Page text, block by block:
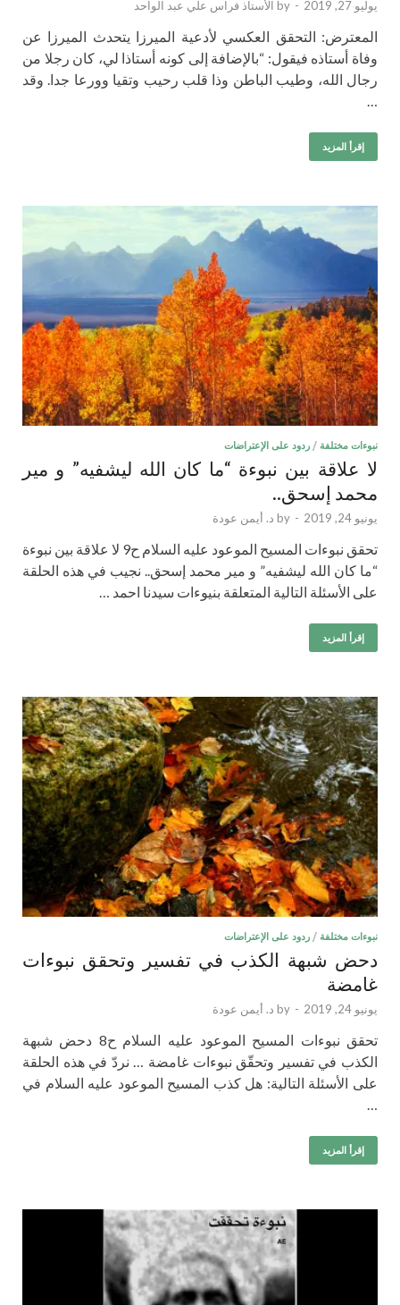
يوليو 27, 2019 -
by الأستاذ فراس علي عبد الواحد
المعترض: التحقق العكسي لأدعية الميرزا يتحدث الميرزا عن
وفاة أستاذه فيقول: “بالإضافة إلى كونه أستاذا لي، كان رجلا من
رجال الله، وطيب الباطن وذا قلب رحيب وتقيا وورعا جدا. وقد
…
إقرأ المزيد
نبوءات مختلفة / ردود على الإعتراضات
لا علاقة بين نبوءة “ما كان الله ليشفيه” و مير
محمد إسحق..
يونيو 24, 2019 -
by د. أيمن عودة
تحقق نبوءات المسيح الموعود عليه السلام ح9 لا علاقة بين نبوءة
“ما كان الله ليشفيه” و مير محمد إسحق.. نجيب في هذه الحلقة
على الأسئلة التالية المتعلقة بنيوءات سيدنا احمد …
إقرأ المزيد
نبوءات مختلفة / ردود على الإعتراضات
دحض شبهة الكذب في تفسير وتحقق نبوءات
غامضة
يونيو 24, 2019 -
by د. أيمن عودة
تحقق نبوءات المسيح الموعود عليه السلام ح8 دحض شبهة
الكذب في تفسير وتحقّق نبوءات غامضة … نردّ في هذه الحلقة
على الأسئلة التالية: هل كذب المسيح الموعود عليه السلام في
…
إقرأ المزيد